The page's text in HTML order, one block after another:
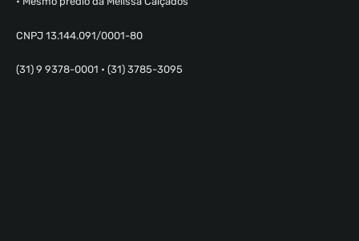
CNPJ 13.144.091/0001-80
(31) 9 9378-0001 • (31) 3785-3095